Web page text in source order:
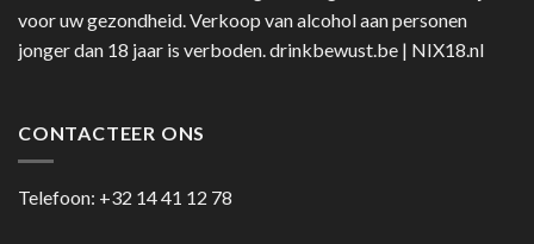
voor uw gezondheid. Verkoop van alcohol aan personen
jonger dan 18 jaar is verboden.drinkbewust.be | NIX18.nl
CONTACTEER ONS
Telefoon: +32 14 41 12 78